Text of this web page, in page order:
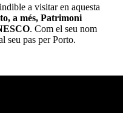
a visitar en aquesta
a més, Patrimoni
. Com el seu nom
seu pas per Porto.